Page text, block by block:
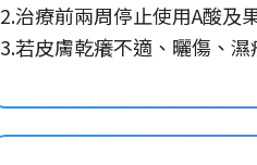
2.治療前兩周停止使用A酸及
3.若皮膚乾癢不適、曬傷、